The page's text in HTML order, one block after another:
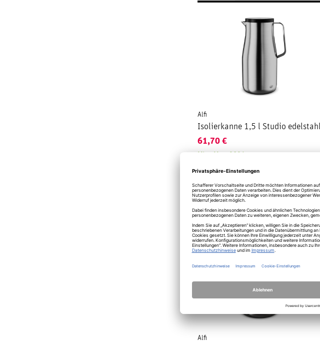
Alfi
Isolierkanne 1,5 l Studio edelstahl
61,70 €
Alfi